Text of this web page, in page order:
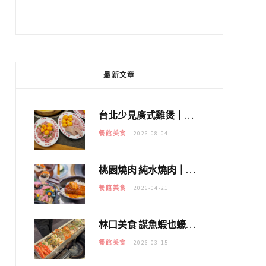
最新文章
台北少見廣式雞煲｜黃大隆濃郁煲湯：經典提燈與溫體雞肉，熬夜修仙不如來喝湯！
餐館美食 2026-08-04
桃園燒肉 純水燒肉｜教你如何優惠吃日本A5和牛各種部位，私房菜誠意吃好吃滿
餐館美食 2026-04-21
林口美食 謀魚蝦也蠔｜這鍋太狂！「蟹老闆派對鍋」10多種海鮮浮誇上桌，壽星再送生食摩天輪！
餐館美食 2026-03-15